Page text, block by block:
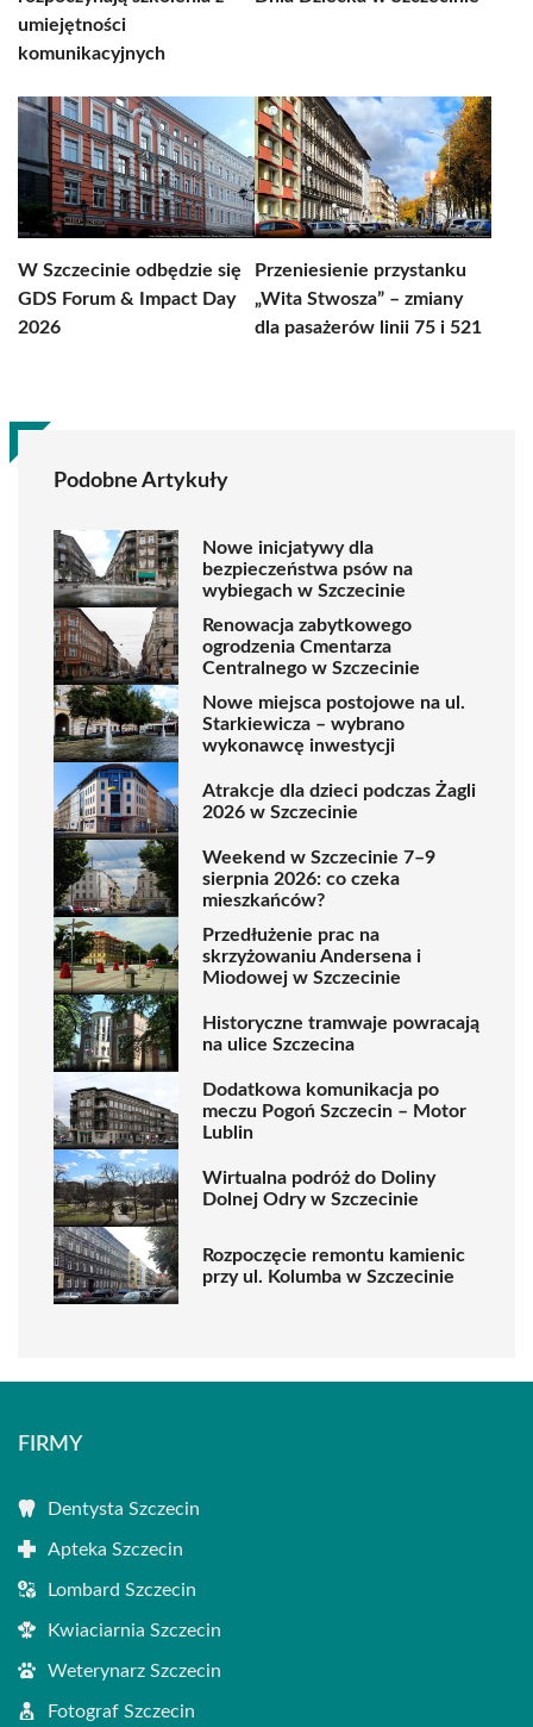
umiejętności
komunikacyjnych
W Szczecinie odbędzie się
GDS Forum & Impact Day
2026
Przeniesienie przystanku
„Wita Stwosza” – zmiany
dla pasażerów linii 75 i 521
Podobne Artykuły
Nowe inicjatywy dla
bezpieczeństwa psów na
wybiegach w Szczecinie
Renowacja zabytkowego
ogrodzenia Cmentarza
Centralnego w Szczecinie
Nowe miejsca postojowe na ul.
Starkiewicza – wybrano
wykonawcę inwestycji
Atrakcje dla dzieci podczas Żagli
2026 w Szczecinie
Weekend w Szczecinie 7–9
sierpnia 2026: co czeka
mieszkańców?
Przedłużenie prac na
skrzyżowaniu Andersena i
Miodowej w Szczecinie
Historyczne tramwaje powracają
na ulice Szczecina
Dodatkowa komunikacja po
meczu Pogoń Szczecin – Motor
Lublin
Wirtualna podróż do Doliny
Dolnej Odry w Szczecinie
Rozpoczęcie remontu kamienic
przy ul. Kolumba w Szczecinie
FIRMY
Dentysta Szczecin
Apteka Szczecin
Lombard Szczecin
Kwiaciarnia Szczecin
Weterynarz Szczecin
Fotograf Szczecin